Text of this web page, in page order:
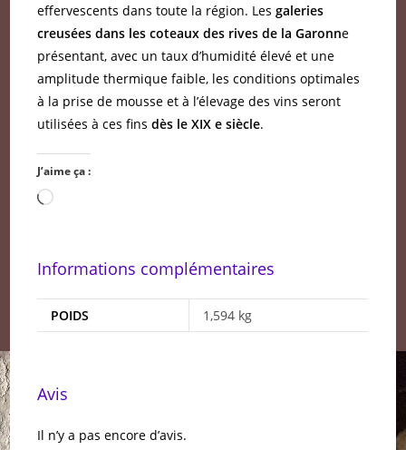
effervescents dans toute la région. Lesgaleries
creusées dans les coteaux des rives de la Garonne
présentant, avec un taux d’humidité élevé et une
amplitude thermique faible, les conditions optimales
à la prise de mousse et à l’élevage des vins seront
utilisées à ces finsdès le XIX e siècle.
J’aime ça :
Chargement…
Informations complémentaires
POIDS 1,594 kg
Avis
Il n’y a pas encore d’avis.